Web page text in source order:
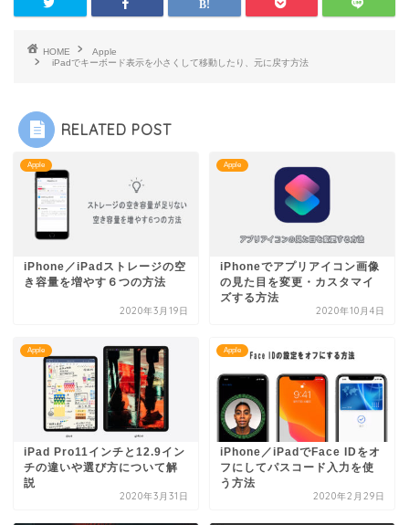
HOME
Apple
iPadでキーボード表示を小さくして移動したり、元に戻す方法
RELATED POST
Apple
iPhone／iPadストレージの空
き容量を増やす６つの方法
2020年3月19日
Apple
iPhoneでアプリアイコン画像
の見た目を変更・カスタマイ
ズする方法
2020年10月4日
Apple
iPad Pro11インチと12.9イン
チの違いや選び方について解
説
2020年3月31日
Apple
iPhone／iPadでFace IDをオ
フにしてパスコード入力を使
う方法
2020年2月29日